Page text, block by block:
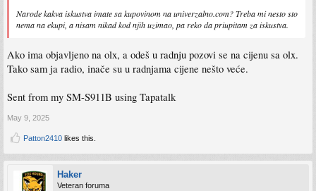
Narode kakva iskustva imate sa kupovinom na univerzalno.com? Treba mi nesto sto
nema na ekupi, a nisam nikad kod njih uzimao, pa reko da priupitam za iskustva.
Ako ima objavljeno na olx, a odeš u radnju pozovi se na cijenu sa olx.
Tako sam ja radio, inače su u radnjama cijene nešto veće.
Sent from my SM-S911B using Tapatalk
May 9, 2025
Patton2410 likes this.
Haker
Veteran foruma